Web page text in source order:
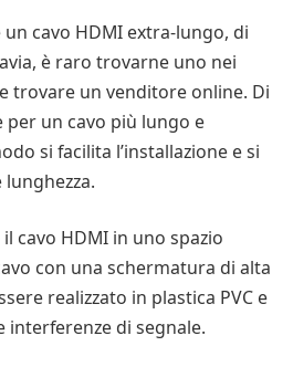
cavo HDMI extra-lungo, di
è raro trovarne uno nei
trovare un venditore online. Di
un cavo più lungo e
si facilita l’installazione e si
cavo HDMI in uno spazio
con una schermatura di alta
realizzato in plastica PVC e
di segnale.